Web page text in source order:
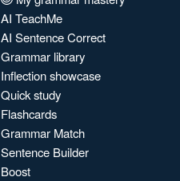
AI TeachMe
AI Sentence Correct
Grammar library
Inflection showcase
Quick study
Flashcards
Grammar Match
Sentence Builder
Boost